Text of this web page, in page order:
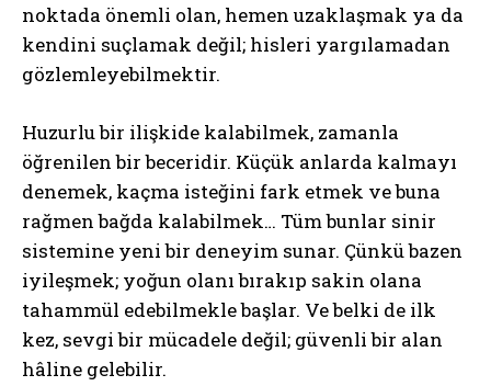
ABONE OL
noktada önemli olan, hemen uzaklaşmak ya da
kendini suçlamak değil; hisleri yargılamadan
gözlemleyebilmektir.
Huzurlu bir ilişkide kalabilmek, zamanla
öğrenilen bir beceridir. Küçük anlarda kalmayı
denemek, kaçma isteğini fark etmek ve buna
rağmen bağda kalabilmek… Tüm bunlar sinir
sistemine yeni bir deneyim sunar. Çünkü bazen
iyileşmek; yoğun olanı bırakıp sakin olana
tahammül edebilmekle başlar. Ve belki de ilk
kez, sevgi bir mücadele değil; güvenli bir alan
hâline gelebilir.